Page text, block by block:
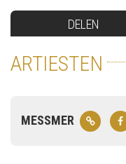
DELEN
ARTIESTEN
MESSMER